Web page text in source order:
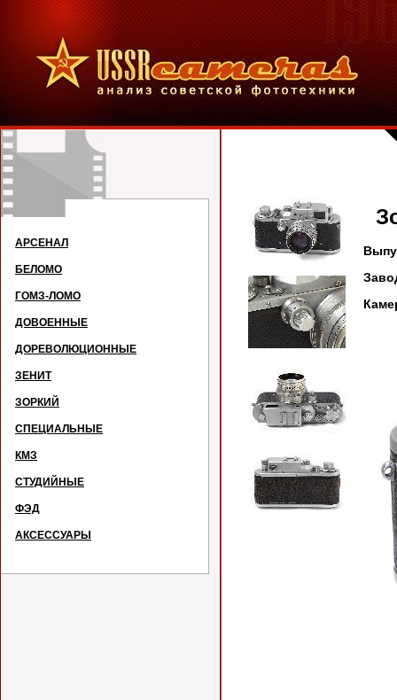
АРСЕНАЛ
БЕЛОМО
ГОМЗ-ЛОМО
ДОВОЕННЫЕ
ДОРЕВОЛЮЦИОННЫЕ
ЗЕНИТ
ЗОРКИЙ
СПЕЦИАЛЬНЫЕ
КМЗ
СТУДИЙНЫЕ
ФЭД
АКСЕССУАРЫ